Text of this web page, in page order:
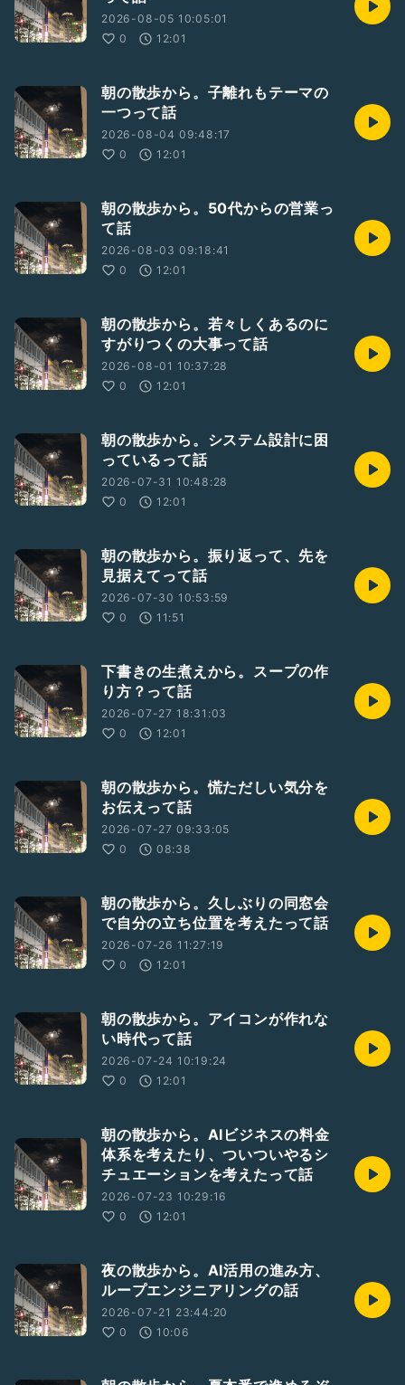
2026-08-05 10:05:01
0
12:01
朝の散歩から。子離れもテーマの
一つって話
2026-08-04 09:48:17
0
12:01
朝の散歩から。50代からの営業っ
て話
2026-08-03 09:18:41
0
12:01
朝の散歩から。若々しくあるのに
すがりつくの大事って話
2026-08-01 10:37:28
0
12:01
朝の散歩から。システム設計に困
っているって話
2026-07-31 10:48:28
0
12:01
朝の散歩から。振り返って、先を
見据えてって話
2026-07-30 10:53:59
0
11:51
下書きの生煮えから。スープの作
り方？って話
2026-07-27 18:31:03
0
12:01
朝の散歩から。慌ただしい気分を
お伝えって話
2026-07-27 09:33:05
0
08:38
朝の散歩から。久しぶりの同窓会
で自分の立ち位置を考えたって話
2026-07-26 11:27:19
0
12:01
朝の散歩から。アイコンが作れな
い時代って話
2026-07-24 10:19:24
0
12:01
朝の散歩から。AIビジネスの料金
体系を考えたり、ついついやるシ
チュエーションを考えたって話
2026-07-23 10:29:16
0
12:01
夜の散歩から。AI活用の進み方、
ループエンジニアリングの話
2026-07-21 23:44:20
0
10:06